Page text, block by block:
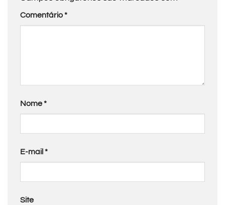
Comentário*
Nome*
E-mail *
Site